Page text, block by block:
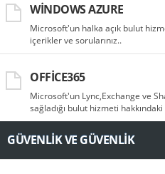
WINDOWS AZURE
Microsoft'un halka açık bulut
içerikler ve sorularınız..
OFFICE365
Microsoft'un Lync,Exchange ve
sağladığı bulut hizmeti
GÜVENLIK VE GÜVENLIK